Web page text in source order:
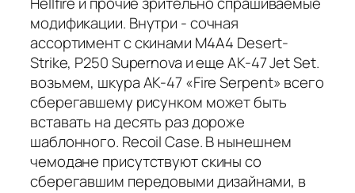
модификации. Внутри - сочная
ассортимент с скинами M4A4 Desert-
Strike, P250 Supernova и еще AK-47 Jet Set.
возьмем, шкура AK-47 «Fire Serpent» всего
сберегавшему рисунком может быть
вставать на десять раз дороже
шаблонного. Recoil Case. В нынешнем
чемодане присутствуют скины со
сберегавшим передовыми дизайнами, в